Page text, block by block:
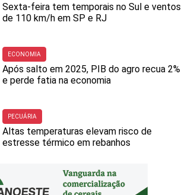
Sexta-feira tem temporais no Sul e ventos
de 110 km/h em SP e RJ
ECONOMIA
Após salto em 2025, PIB do agro recua 2%
e perde fatia na economia
PECUÁRIA
Altas temperaturas elevam risco de
estresse térmico em rebanhos